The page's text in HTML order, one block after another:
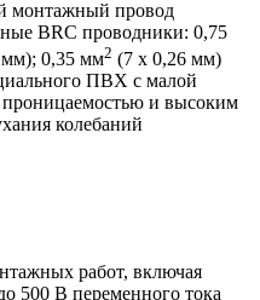
монтажный провод
BRC проводники: 0,75
0,35 мм2 (7 х 0,26 мм)
ПВХ с малой
проницаемостью и высоким
колебаний
работ, включая
500 В переменного тока